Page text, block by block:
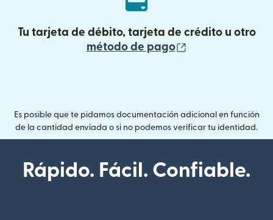
Tu tarjeta de débito, tarjeta de crédito u otro
método de pago
Es posible que te pidamos documentación adicional en función
de la cantidad enviada o si no podemos verificar tu identidad.
Rápido. Fácil. Confiable.